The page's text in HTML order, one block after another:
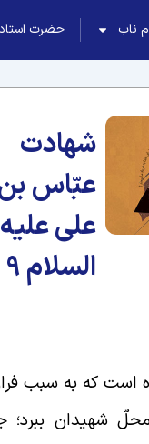
ناب حضرت استاد
شهادت
عبّاس
علی علیه
السلام 9
است که به سبب
شهیدان